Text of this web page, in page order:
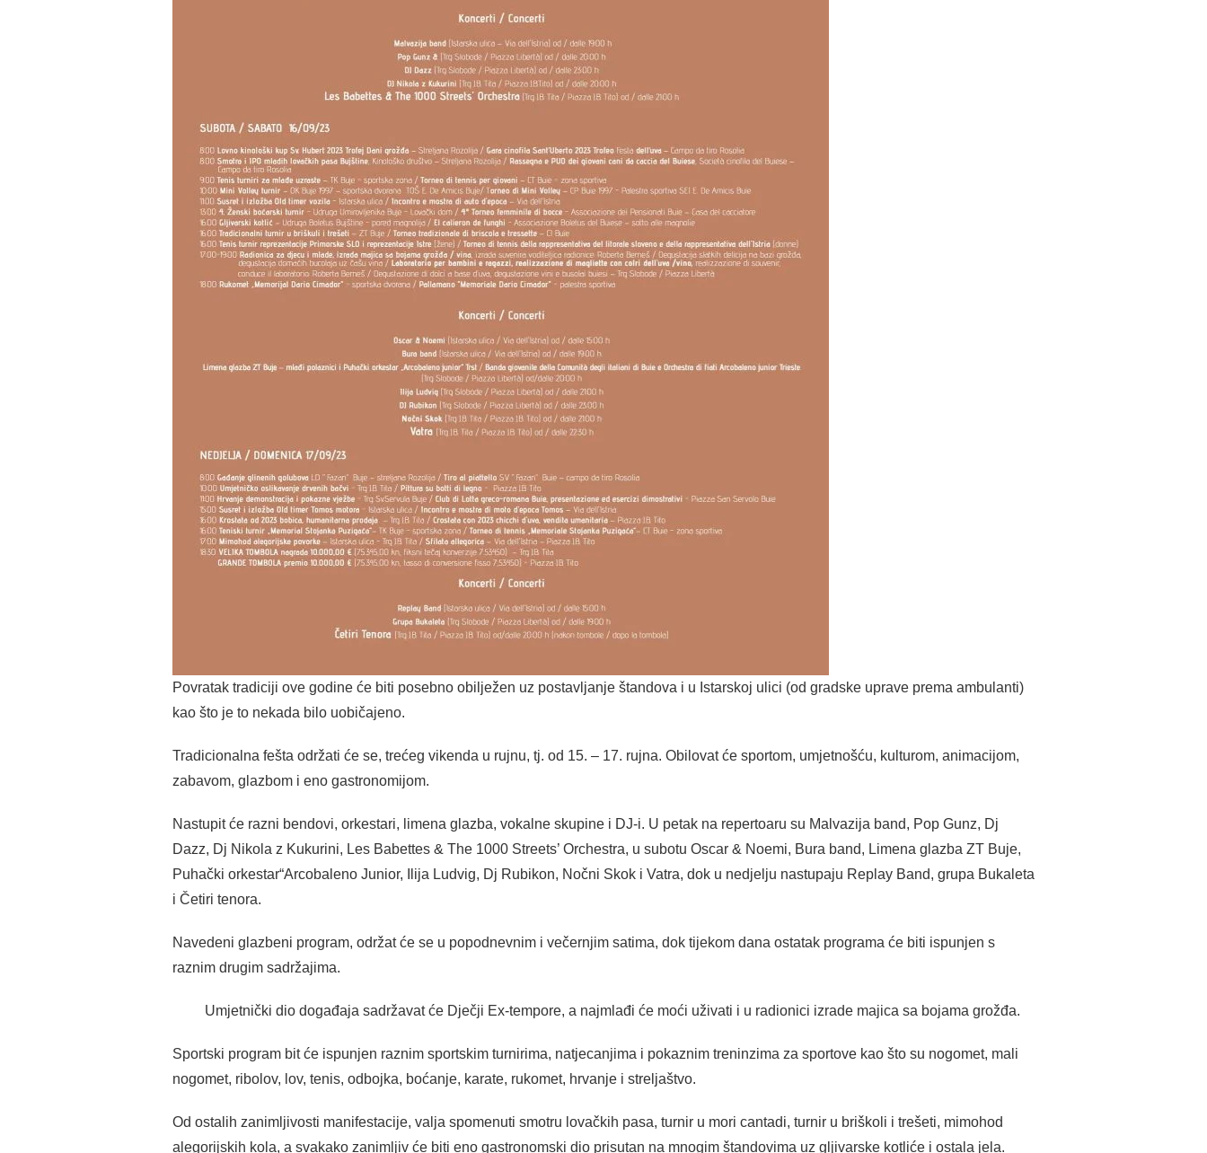
Povratak tradiciji ove godine će biti posebno obilježen uz postavljanje štandova i u Istarskoj ulici (od gradske uprave prema ambulanti)
kao što je to nekada bilo uobičajeno.
Tradicionalna fešta održati će se, trećeg vikenda u rujnu, tj. od 15. – 17. rujna. Obilovat će sportom, umjetnošću, kulturom, animacijom,
zabavom, glazbom i eno gastronomijom.
Nastupit će razni bendovi, orkestari, limena glazba, vokalne skupine i DJ-i. U petak na repertoaru su Malvazija band, Pop Gunz, Dj
Dazz, Dj Nikola z Kukurini, Les Babettes & The 1000 Streets’ Orchestra, u subotu Oscar & Noemi, Bura band, Limena glazba ZT Buje,
Puhački orkestar“Arcobaleno Junior, Ilija Ludvig, Dj Rubikon, Nočni Skok i Vatra, dok u nedjelju nastupaju Replay Band, grupa Bukaleta
i Četiri tenora.
Navedeni glazbeni program, održat će se u popodnevnim i večernjim satima, dok tijekom dana ostatak programa će biti ispunjen s
raznim drugim sadržajima.
Umjetnički dio događaja sadržavat će Dječji Ex-tempore, a najmlađi će moći uživati i u radionici izrade majica sa bojama grožđa.
Sportski program bit će ispunjen raznim sportskim turnirima, natjecanjima i pokaznim treninzima za sportove kao što su nogomet, mali
nogomet, ribolov, lov, tenis, odbojka, boćanje, karate, rukomet, hrvanje i streljaštvo.
Od ostalih zanimljivosti manifestacije, valja spomenuti smotru lovačkih pasa, turnir u mori cantadi, turnir u briškoli i trešeti, mimohod
alegorijskih kola, a svakako zanimljiv će biti eno gastronomski dio prisutan na mnogim štandovima uz gljivarske kotliće i ostala jela.